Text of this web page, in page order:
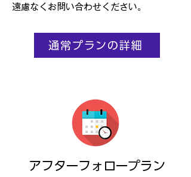
遠慮なくお問い合わせください。
通常プランの詳細
​アフターフォロープラン